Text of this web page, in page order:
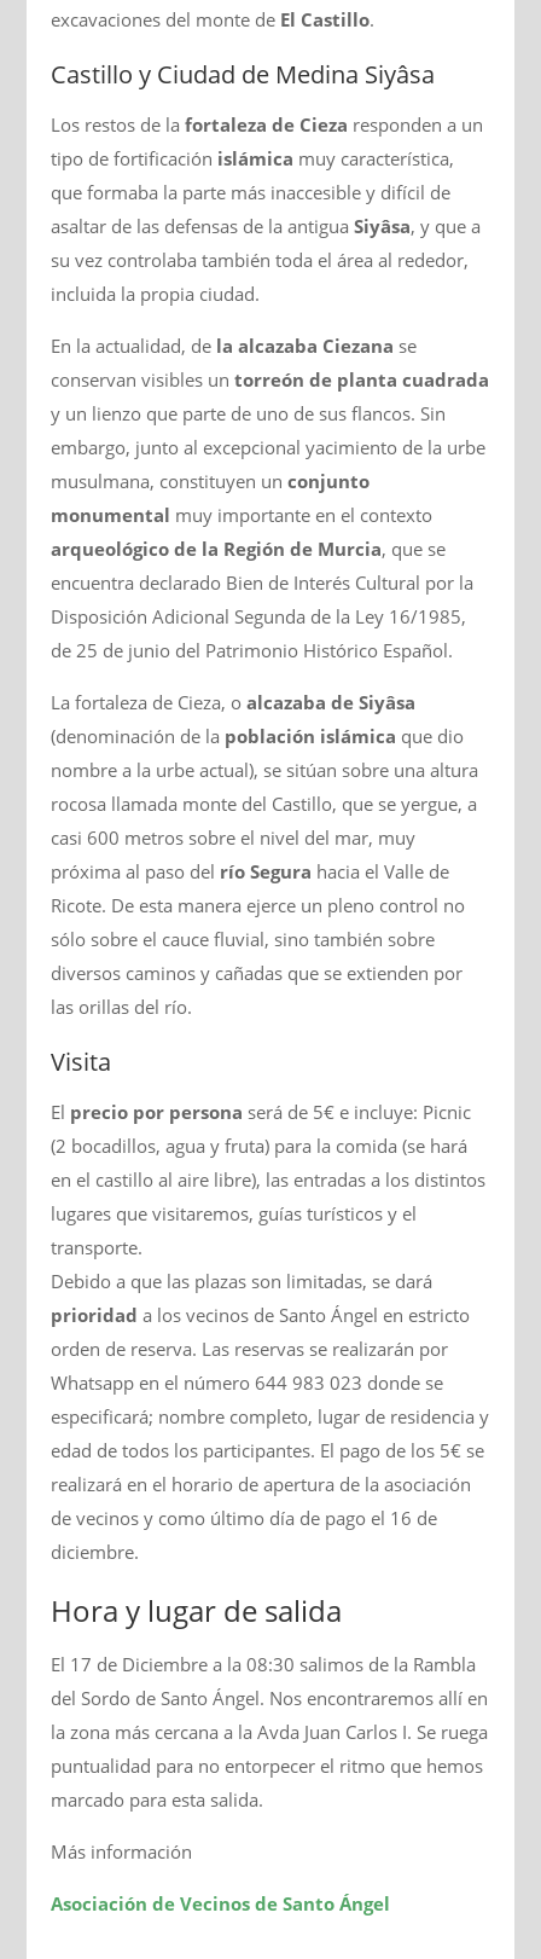
excavaciones del monte de El Castillo.
Castillo y Ciudad de Medina Siyâsa
Los restos de lafortaleza de Cieza responden a un
tipo de fortificación islámica muy característica,
que formaba la parte más inaccesible y difícil de
asaltar de las defensas de la antiguaSiyâsa, y que a
su vez controlaba también toda el área al rededor,
incluida la propia ciudad.
En la actualidad, de la alcazaba Ciezana se
conservan visibles untorreón de planta cuadrada
y un lienzo que parte de uno de sus flancos. Sin
embargo, junto al excepcional yacimiento de la urbe
musulmana, constituyen unconjunto
monumental muy importante en el contexto
arqueológico de la Región de Murcia, que se
encuentra declarado Bien de Interés Cultural por la
Disposición Adicional Segunda de la Ley 16/1985,
de 25 de junio del Patrimonio Histórico Español.
La fortaleza de Cieza, oalcazaba de Siyâsa
(denominación de la población islámica que dio
nombre a la urbe actual), se sitúan sobre una altura
rocosa llamada monte del Castillo, que se yergue, a
casi 600 metros sobre el nivel del mar, muy
próxima al paso del río Segura hacia el Valle de
Ricote. De esta manera ejerce un pleno control no
sólo sobre el cauce fluvial, sino también sobre
diversos caminos y cañadas que se extienden por
las orillas del río.
Visita
El precio por persona será de 5€ e incluye: Picnic
(2 bocadillos, agua y fruta) para la comida (se hará
en el castillo al aire libre), las entradas a los distintos
lugares que visitaremos, guías turísticos y el
transporte.
Debido a que las plazas son limitadas, se dará
prioridad a los vecinos de Santo Ángel en estricto
orden de reserva. Las reservas se realizarán por
Whatsapp en el número 644 983 023 donde se
especificará; nombre completo, lugar de residencia y
edad de todos los participantes. El pago de los 5€ se
realizará en el horario de apertura de la asociación
de vecinos y como último día de pago el 16 de
diciembre.
Hora y lugar de salida
El 17 de Diciembre a la 08:30 salimos de la Rambla
del Sordo de Santo Ángel. Nos encontraremos allí en
la zona más cercana a la Avda Juan Carlos I. Se ruega
puntualidad para no entorpecer el ritmo que hemos
marcado para esta salida.
Más información
Asociación de Vecinos de Santo Ángel